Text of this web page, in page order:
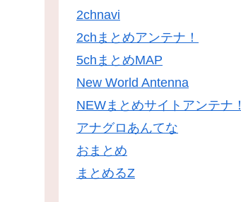
2chnavi
2chまとめアンテナ！
5chまとめMAP
New World Antenna
NEWまとめサイトアンテナ！
アナグロあんてな
おまとめ
まとめるZ